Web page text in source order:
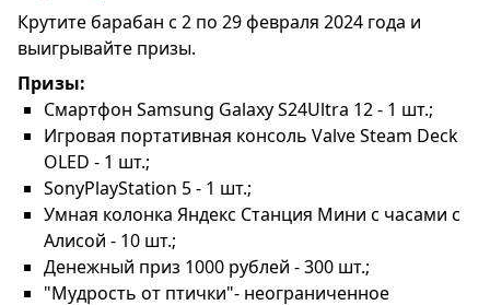
Крутите барабан с 2 по 29 февраля 2024 года и
выигрывайте призы.
Призы:
Смартфон Samsung Galaxy S24Ultra 12 - 1 шт.;
Игровая портативная консоль Valve Steam Deck
OLED - 1 шт.;
SonyPlayStation 5 - 1 шт.;
Умная колонка Яндекс Станция Мини с часами с
Алисой - 10 шт.;
Денежный приз 1000 рублей - 300 шт.;
"Мудрость от птички"- неограниченное